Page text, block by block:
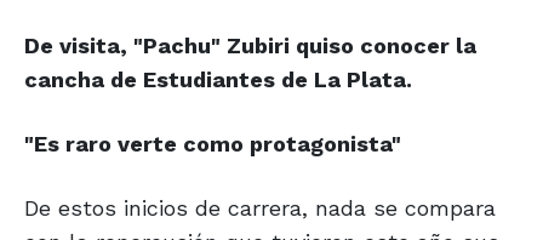
De visita, "Pachu" Zubiri quiso conocer la
cancha de Estudiantes de La Plata.
"Es raro verte como protagonista"
De estos inicios de carrera, nada se compara